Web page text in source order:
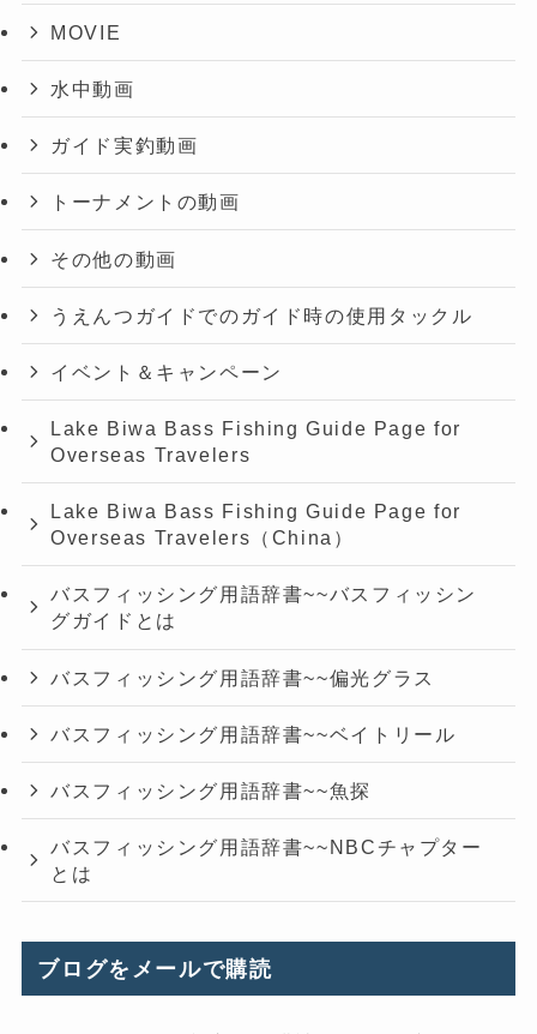
MOVIE
水中動画
ガイド実釣動画
トーナメントの動画
その他の動画
うえんつガイドでのガイド時の使用タックル
イベント＆キャンペーン
Lake Biwa Bass Fishing Guide Page for
Overseas Travelers
Lake Biwa Bass Fishing Guide Page for
Overseas Travelers（China）
バスフィッシング用語辞書~~バスフィッシン
グガイドとは
バスフィッシング用語辞書~~偏光グラス
バスフィッシング用語辞書~~ベイトリール
バスフィッシング用語辞書~~魚探
バスフィッシング用語辞書~~NBCチャプター
とは
ブログをメールで購読